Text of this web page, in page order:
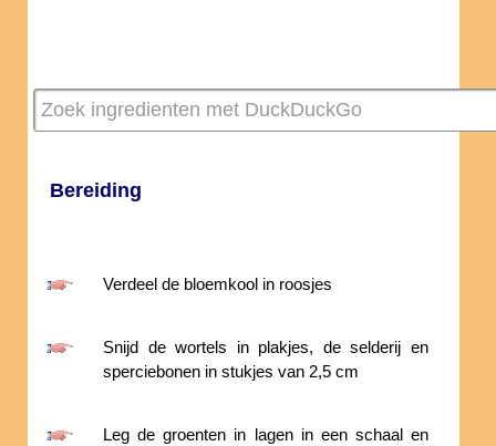
Bereiding
Verdeel de bloemkool in roosjes
Snijd de wortels in plakjes, de selderij en
sperciebonen in stukjes van 2,5 cm
Leg de groenten in lagen in een schaal en